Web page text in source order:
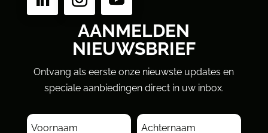
AANMELDEN
NIEUWSBRIEF
Ontvang als eerste onze nieuwste updates en
speciale aanbiedingen direct in uw inbox.